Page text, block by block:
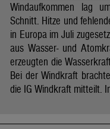
Windaufkommen lag
Schnitt. Hitze und
in Europa im Juli
aus Wasser- und
erzeugten die
Bei der Windkraft
die IG Windkraft mitteilt.